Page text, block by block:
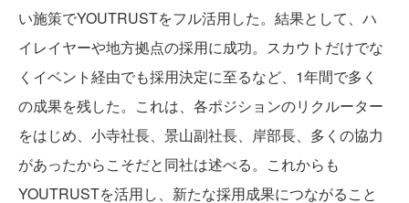
い施策でYOUTRUSTをフル活用した。結果として、ハ
イレイヤーや地方拠点の採用に成功。スカウトだけでな
くイベント経由でも採用決定に至るなど、1年間で多く
の成果を残した。これは、各ポジションのリクルーター
をはじめ、小寺社長、景山副社長、岸部長、多くの協力
があったからこそだと同社は述べる。これからも
YOUTRUSTを活用し、新たな採用成果につながること